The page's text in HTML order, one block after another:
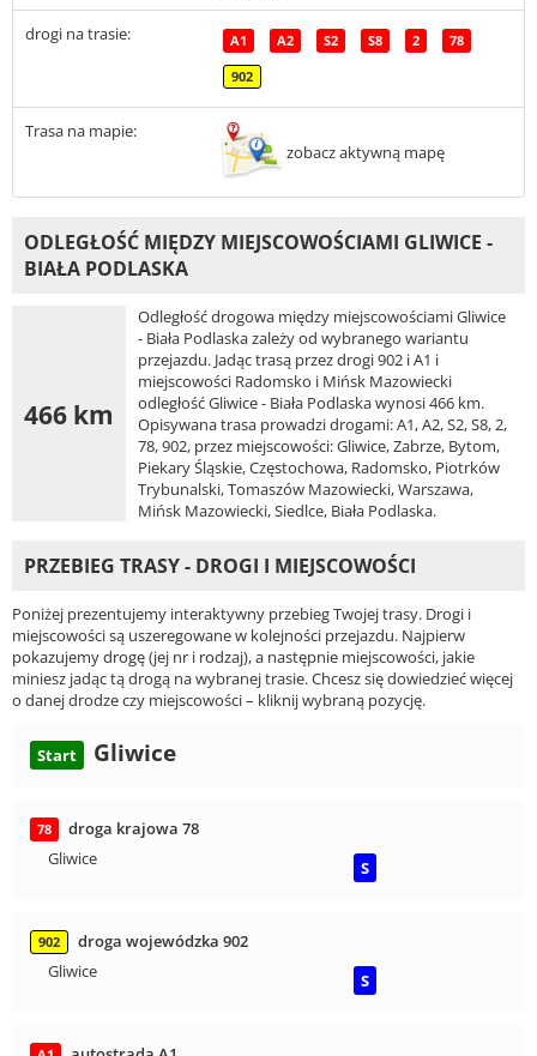
drogi na trasie: A1 A2 S2 S8 2 78
902
Trasa na mapie:
zobacz aktywną mapę
ODLEGŁOŚĆ MIĘDZY MIEJSCOWOŚCIAMI GLIWICE -
BIAŁA PODLASKA
466 km
Odległość drogowa między miejscowościami Gliwice
- Biała Podlaska zależy od wybranego wariantu
przejazdu. Jadąc trasą przez drogi 902 i A1 i
miejscowości Radomsko i Mińsk Mazowiecki
odległość Gliwice - Biała Podlaska wynosi 466 km.
Opisywana trasa prowadzi drogami: A1, A2, S2, S8, 2,
78, 902, przez miejscowości: Gliwice, Zabrze, Bytom,
Piekary Śląskie, Częstochowa, Radomsko, Piotrków
Trybunalski, Tomaszów Mazowiecki, Warszawa,
Mińsk Mazowiecki, Siedlce, Biała Podlaska.
PRZEBIEG TRASY - DROGI I MIEJSCOWOŚCI
Poniżej prezentujemy interaktywny przebieg Twojej trasy. Drogi i
miejscowości są uszeregowane w kolejności przejazdu. Najpierw
pokazujemy drogę (jej nr i rodzaj), a następnie miejscowości, jakie
miniesz jadąc tą drogą na wybranej trasie. Chcesz się dowiedzieć więcej
o danej drodze czy miejscowości – kliknij wybraną pozycję.
Start Gliwice
78
droga krajowa 78
Gliwice
S
902
droga wojewódzka 902
Gliwice
S